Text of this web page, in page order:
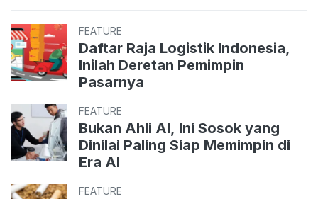
FEATURE
Daftar Raja Logistik Indonesia,
Inilah Deretan Pemimpin
Pasarnya
FEATURE
Bukan Ahli AI, Ini Sosok yang
Dinilai Paling Siap Memimpin di
Era AI
FEATURE